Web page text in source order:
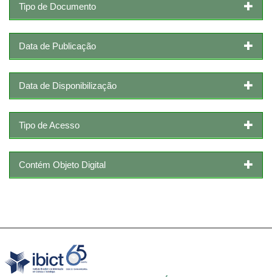
Tipo de Documento
Data de Publicação
Data de Disponibilização
Tipo de Acesso
Contém Objeto Digital